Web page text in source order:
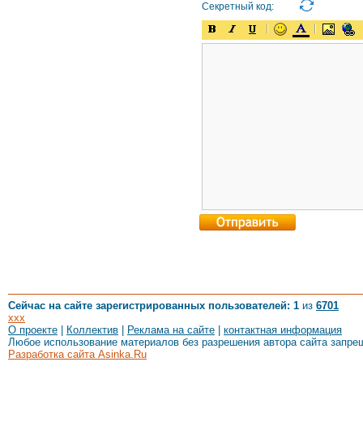
Секретный код:
Сейчас на сайте зарегистрированных пользователей: 1 из 6701
xxx
О проекте
Коллектив Реклама на сайте
контактная информация
Любое использование материалов без разрешения автора сайта
Разработка сайта Asinka.Ru